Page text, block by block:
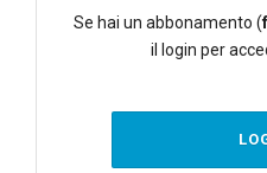
Se hai un abbonamento (
il login per